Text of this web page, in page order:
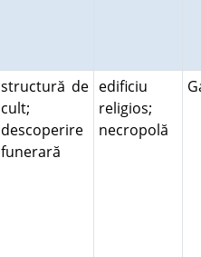
structură de
cult;
descoperire
funerară
edificiu
religios;
necropolă